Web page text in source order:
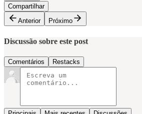
Compartilhar
Anterior
Próximo
Discussão sobre este post
Comentários Restacks